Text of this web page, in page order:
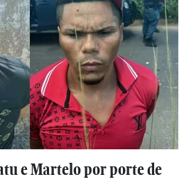
e Martelo por porte de